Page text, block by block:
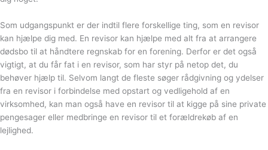
Som udgangspunkt er der indtil flere forskellige ting, som en revisor
kan hjælpe dig med. En revisor kan hjælpe med alt fra at arrangere
dødsbo til at håndtere regnskab for en forening. Derfor er det også
vigtigt, at du får fat i en revisor, som har styr på netop det, du
behøver hjælp til. Selvom langt de fleste søger rådgivning og ydelser
fra en revisor i forbindelse med opstart og vedligehold af en
virksomhed, kan man også have en revisor til at kigge på sine private
pengesager eller medbringe en revisor til et forældrekøb af en
lejlighed.